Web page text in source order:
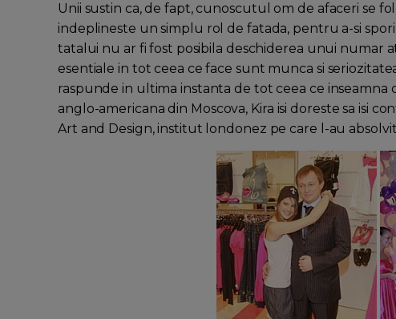
Unii sustin ca, de fapt, cunoscutul om de afaceri se
indeplineste un simplu rol de fatada, pentru a-si
tatalui nu ar fi fost posibila deschiderea unui numar
esentiale in tot ceea ce face sunt munca si
raspunde in ultima instanta de tot ceea ce inseamna
anglo-americana din Moscova, Kira isi doreste sa isi
Art and Design, institut londonez pe care l-au